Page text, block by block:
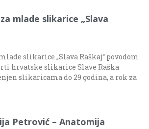
mlade slikarice „Slava
slikarice „Slava Raškaj“ povodom
hrvatske slikarice Slave Raška
slikaricama do 29 godina, a rok za
Petrović – Anatomija